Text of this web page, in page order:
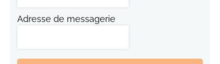
Adresse de messagerie